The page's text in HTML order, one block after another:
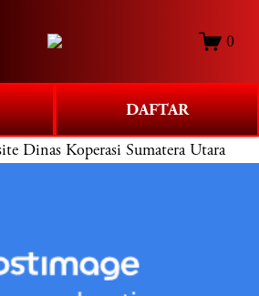
0
DAFTAR
Dinas Koperasi Sumatera Utara